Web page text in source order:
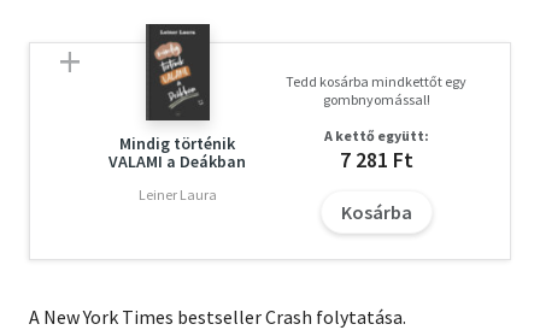
Mindig történik
VALAMI a Deákban
Leiner Laura
Tedd kosárba mindkettőt egy
gombnyomással!
A kettő együtt:
7 281 Ft
Kosárba
A New York Times bestseller Crash folytatása.